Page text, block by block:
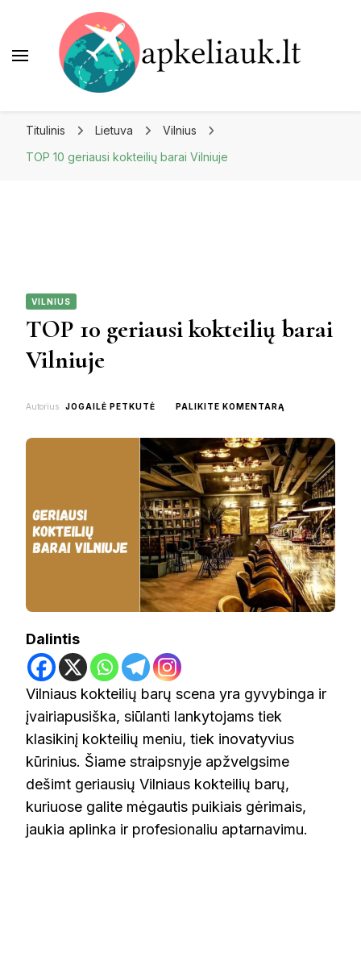
Titulinis Lietuva
Vilnius
TOP 10 geriausi kokteilių barai Vilniuje
VILNIUS
TOP 10 geriausi kokteilių barai
Vilniuje
Autorius JOGAILĖ PETKUTĖ PALIKITE KOMENTARĄ
GERIAUSI
KOKTEILIŲ
BARAI
VILNIUJE
Dalintis
Vilniaus kokteilių barų scena yra gyvybinga ir
įvairiapusiška, siūlanti lankytojams tiek
klasikinį kokteilių meniu, tiek inovatyvius
kūrinius. Šiame straipsnyje apžvelgsime
dešimt geriausių Vilniaus kokteilių barų,
kuriuose galite mėgautis puikiais gėrimais,
jaukia aplinka ir profesionaliu aptarnavimu.